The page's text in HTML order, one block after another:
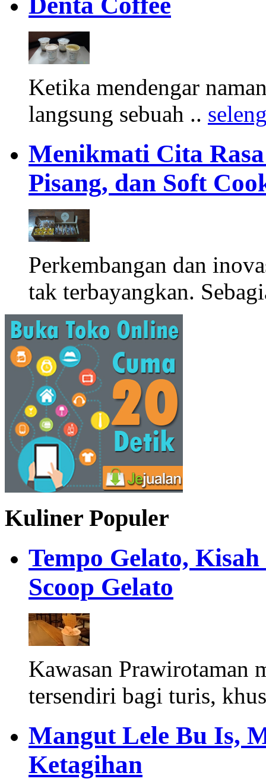
Ketika mendengar
langsung sebuah ..
Menikmati Cita
Pisang, dan Soft
Perkembangan dan
tak terbayangkan.
Kuliner Populer
Tempo Gelato,
Scoop Gelato
Kawasan Prawirotaman
tersendiri bagi turis,
Mangut Lele Bu Is,
Ketagihan